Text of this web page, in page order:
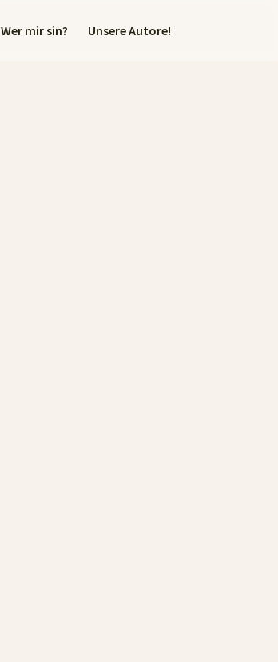
Wer mir sin? Unsere Autore!